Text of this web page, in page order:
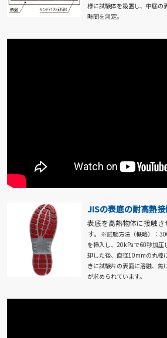
様に試験体を設置し、中底
時間を測定。
JISの表底の耐高熱
表底を高熱物体に接触
す。 ※試験方法（概略）：
を挿入し、20kPaで60秒加圧
却した後、直径10mmの丸棒
きに試験片の表面に溶融、焦
が求められています。